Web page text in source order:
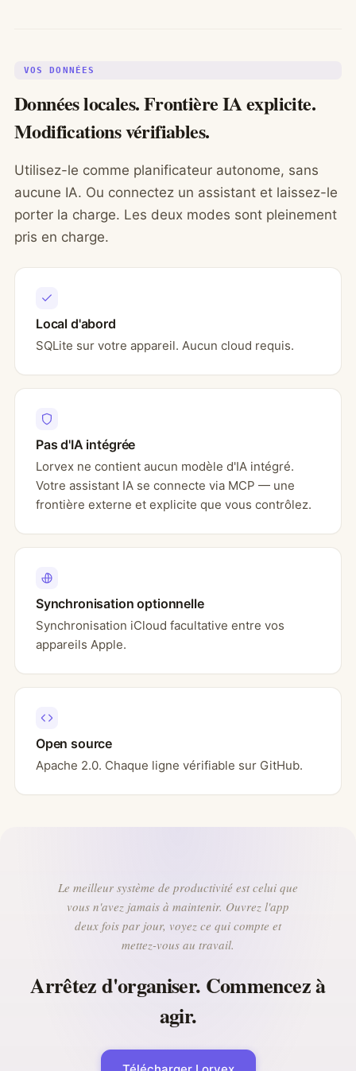
VOS DONNÉES
Données locales. Frontière IA explicite.
Modifications vérifiables.
Utilisez-le comme planificateur autonome, sans
aucune IA. Ou connectez un assistant et laissez-le
porter la charge. Les deux modes sont pleinement
pris en charge.
Local d'abord
SQLite sur votre appareil. Aucun cloud requis.
Pas d'IA intégrée
Lorvex ne contient aucun modèle d'IA intégré.
Votre assistant IA se connecte via MCP — une
frontière externe et explicite que vous contrôlez.
Synchronisation optionnelle
Synchronisation iCloud facultative entre vos
appareils Apple.
Open source
Apache 2.0. Chaque ligne vérifiable sur GitHub.
Le meilleur système de productivité est celui que
vous n'avez jamais à maintenir. Ouvrez l'app
deux fois par jour, voyez ce qui compte et
mettez-vous au travail.
Arrêtez d'organiser. Commencez à
agir.